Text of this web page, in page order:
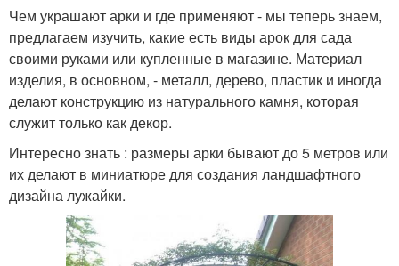
Чем украшают арки и где применяют - мы теперь знаем,
предлагаем изучить, какие есть виды арок для сада
своими руками или купленные в магазине. Материал
изделия, в основном, - металл, дерево, пластик и иногда
делают конструкцию из натурального камня, которая
служит только как декор.
Интересно знать : размеры арки бывают до 5 метров или
их делают в миниатюре для создания ландшафтного
дизайна лужайки.